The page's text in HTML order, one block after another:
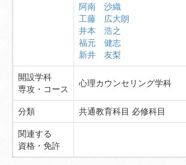
阿南 沙織
工藤 広大朗
井本 浩之
福元 健志
新井 友梨
開設学科
専攻・コース
心理カウンセリング学科
分類 共通教育科目 必修科目
関連する
資格・免許